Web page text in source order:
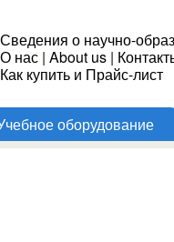
Сведения о научно-
О нас | About us |
Как купить и Прайс-лист
оборудование